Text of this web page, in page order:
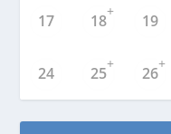
17 18
+
19
24 25
+
26
+